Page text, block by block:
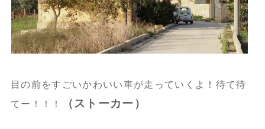
目の前をすごいかわいい車が走っていくよ！待て待
てー！！！
（ストーカー）